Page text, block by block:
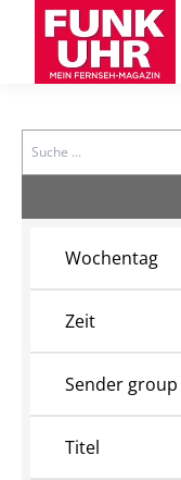
Search
Wochentag
Zeit
Sender group
Titel